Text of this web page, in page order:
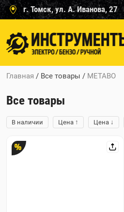
г. Томск, ул. А. Иванова, 27
Главная / Все товары / METABO
Все товары
В наличии Цена ↑ Цена ↓
%